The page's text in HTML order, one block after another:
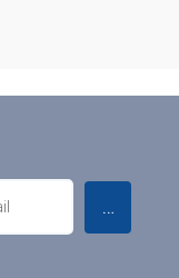
Enviar